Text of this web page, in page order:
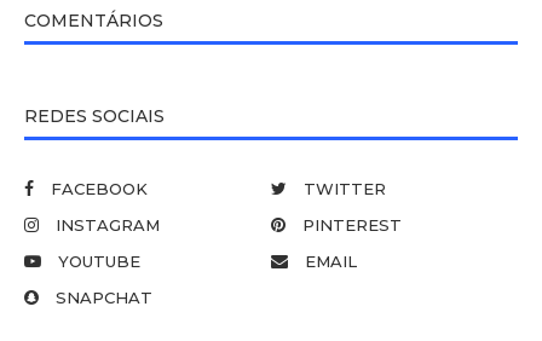
COMENTÁRIOS
REDES SOCIAIS
FACEBOOK
TWITTER
INSTAGRAM
PINTEREST
YOUTUBE
EMAIL
SNAPCHAT